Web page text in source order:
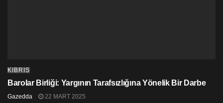
KIBRIS
Barolar Birliği: Yargının Tarafsızlığına Yönelik Bir Darbe
Gazedda 22 MART 2025